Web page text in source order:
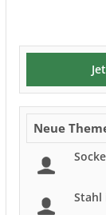
Neue
Stahl